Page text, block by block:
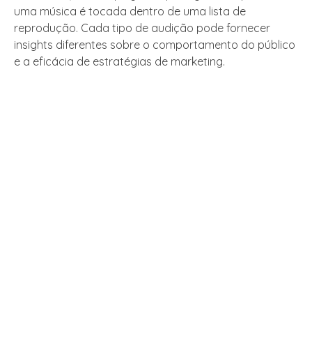
uma música é tocada dentro de uma lista de
reprodução. Cada tipo de audição pode fornecer
insights diferentes sobre o comportamento do público
e a eficácia de estratégias de marketing.